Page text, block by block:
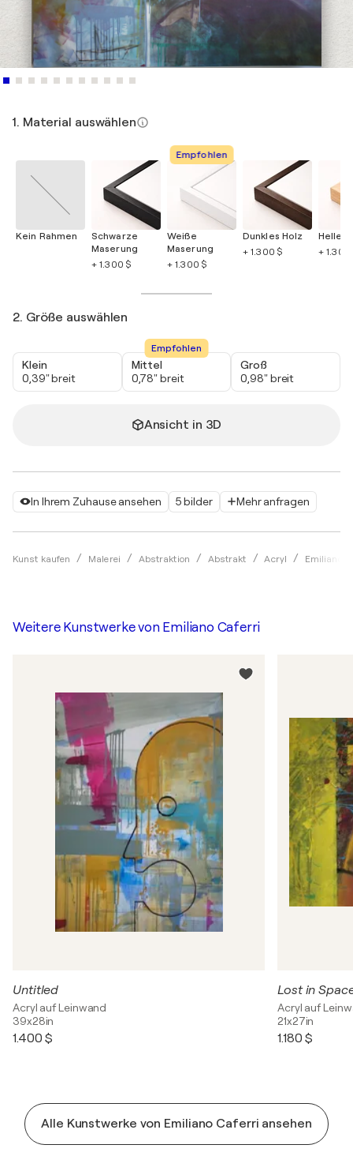
In Ihrem Zuhause ansehen 5 bilder Mehr anfragen
Kunst kaufen Malerei Abstraktion Abstrakt Acryl Emiliano
1. Material auswählen
Kein Rahmen
Schwarze
Maserung
+ 1.300 $
Empfohlen
Weiße
Maserung
+ 1.300 $
Dunkles Holz
+ 1.300 $
Helles
+ 1.300
2. Größe auswählen
Klein
0,39" breit
Empfohlen
Mittel
0,78" breit
Groß
0,98" breit
Ansicht in 3D
Weitere Kunstwerke von Emiliano Caferri
Untitled
Acryl auf Leinwand
39x28in
1.400 $
Lost in
Acryl auf
21x27in
1.180 $
Alle Kunstwerke von Emiliano Caferri ansehen